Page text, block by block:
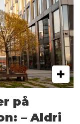
på
– Aldri